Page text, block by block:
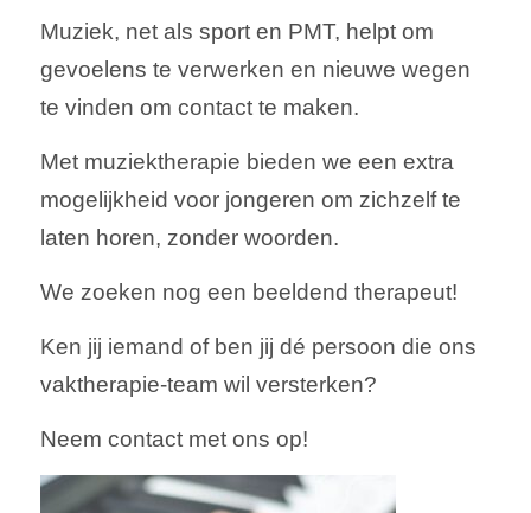
Muziek, net als sport en PMT, helpt om
gevoelens te verwerken en nieuwe wegen
te vinden om contact te maken.
Met muziektherapie bieden we een extra
mogelijkheid voor jongeren om zichzelf te
laten horen, zonder woorden.
We zoeken nog een beeldend therapeut!
Ken jij iemand of ben jij dé persoon die ons
vaktherapie-team wil versterken?
Neem contact met ons op!